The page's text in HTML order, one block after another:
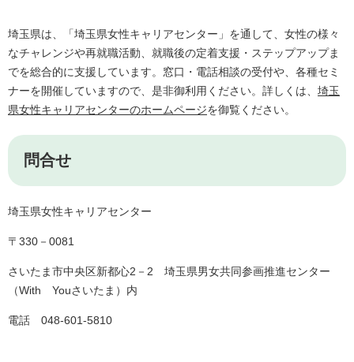
埼玉県は、「埼玉県女性キャリアセンター」を通して、女性の様々
なチャレンジや再就職活動、就職後の定着支援・ステップアップま
でを総合的に支援しています。窓口・電話相談の受付や、各種セミ
ナーを開催していますので、是非御利用ください。詳しくは、 埼玉
県女性キャリアセンターのホームページを御覧ください。
問合せ
埼玉県女性キャリアセンター
〒330－0081
さいたま市中央区新都心2－2 埼玉県男女共同参画推進センター
（With Youさいたま）内
電話 048-601-5810